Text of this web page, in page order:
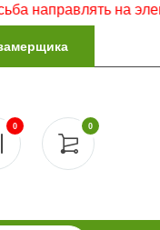
на электронную
0
0